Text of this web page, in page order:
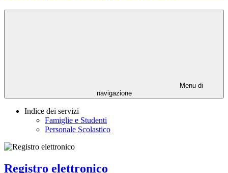
Menu di
navigazione
Indice dei servizi
Famiglie e Studenti
Personale Scolastico
Registro elettronico